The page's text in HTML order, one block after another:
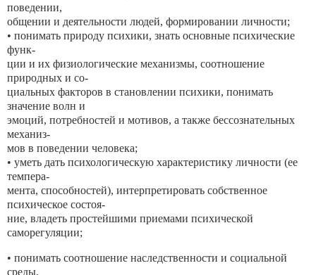
поведении,
общении и деятельности людей, формировании личности;
• понимать природу психики, знать основные психические
функ-
ции и их физиологические механизмы, соотношение
природных и со-
циальных факторов в становлении психики, понимать
значение волн и
эмоций, потребностей и мотивов, а также бессознательных
механиз-
мов в поведении человека;
• уметь дать психологическую характеристику личности (ее
темпера-
мента, способностей), интерпретировать собственное
психическое состоя-
ние, владеть простейшими приемами психической
саморегуляции;
• понимать соотношение наследственности и социальной
среды,